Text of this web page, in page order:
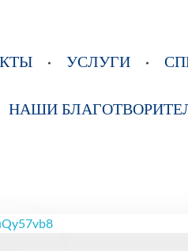
УСЛУГИ
НАШИ